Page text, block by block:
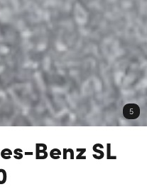
5
Benz SL